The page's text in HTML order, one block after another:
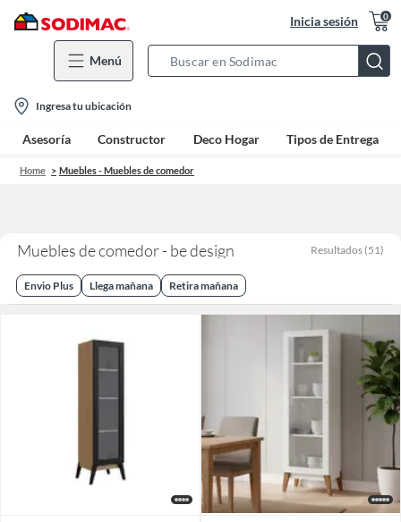
Inicia sesión 0
Menú
Bar
location-
icon
Ingresa tu ubicación
Asesoría Constructor Deco Hogar Tipos de Entrega
Home Muebles - Muebles de comedor
Muebles de comedor - be design Resultados (51)
Envio Plus Llega mañana Retira mañana